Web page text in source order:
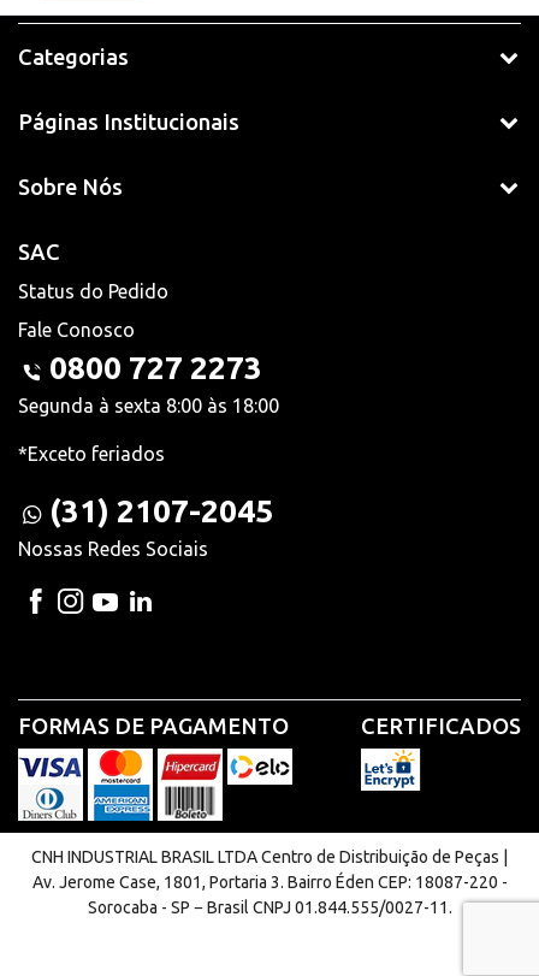
Categorias
Páginas Institucionais
Sobre Nós
SAC
Status do Pedido
Fale Conosco
0800 727 2273
Segunda à sexta 8:00 às 18:00
*Exceto feriados
(31) 2107-2045
Nossas Redes Sociais
FORMAS DE PAGAMENTO CERTIFICADOS
CNH INDUSTRIAL BRASIL LTDA Centro de Distribuição de Peças |
Av. Jerome Case, 1801, Portaria 3. Bairro Éden CEP: 18087-220 -
Sorocaba - SP − Brasil CNPJ 01.844.555/0027-11.